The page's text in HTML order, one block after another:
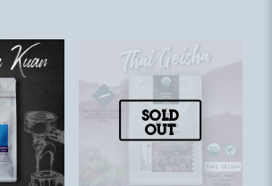
Sold
out